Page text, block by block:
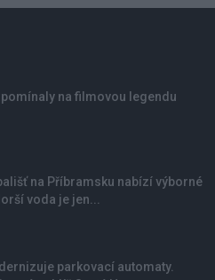
na filmovou legendu
na Příbramsku nabízí výborné
voda je jen...
parkovací automaty.